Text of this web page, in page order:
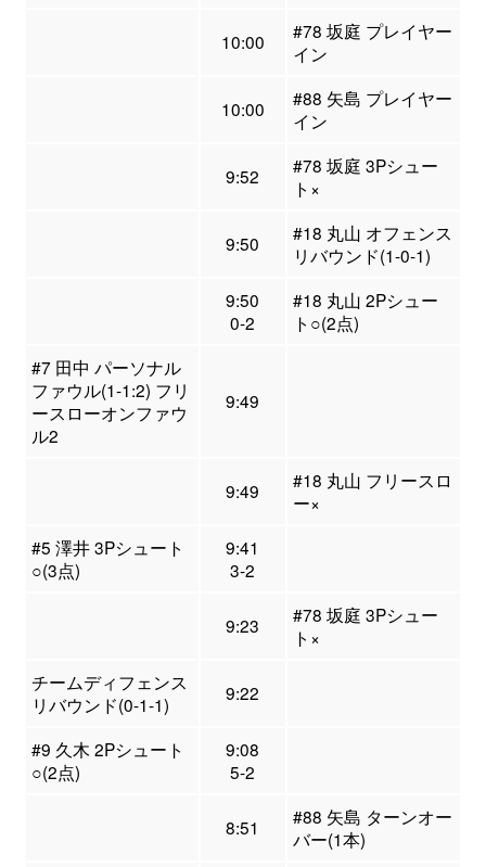
10:00
#78 坂庭 プレイヤー
イン
10:00
#88 矢島 プレイヤー
イン
9:52
#78 坂庭 3Pシュー
ト×
9:50
#18 丸山 オフェンス
リバウンド(1-0-1)
9:50
0-2
#18 丸山 2Pシュー
ト○(2点)
#7 田中 パーソナル
ファウル(1-1:2) フリ
ースローオンファウ
ル2
9:49
9:49
#18 丸山 フリースロ
ー×
#5 澤井 3Pシュート
○(3点)
9:41
3-2
9:23
#78 坂庭 3Pシュー
ト×
チームディフェンス
リバウンド(0-1-1)
9:22
#9 久木 2Pシュート
○(2点)
9:08
5-2
8:51
#88 矢島 ターンオー
バー(1本)